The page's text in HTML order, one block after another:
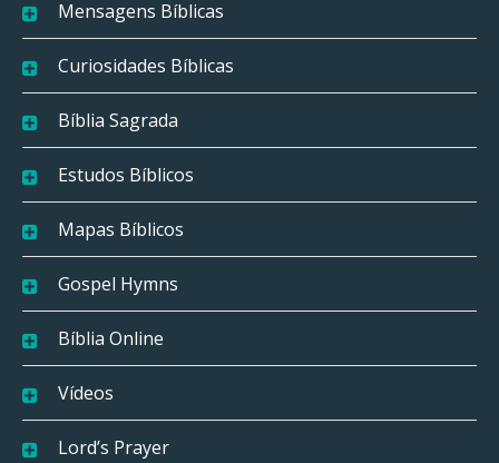
Mensagens Bíblicas
Curiosidades Bíblicas
Bíblia Sagrada
Estudos Bíblicos
Mapas Bíblicos
Gospel Hymns
Bíblia Online
Vídeos
Lord’s Prayer